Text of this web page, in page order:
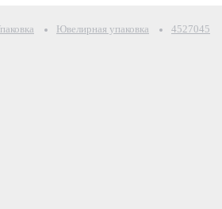
Ювелирная упаковка 4527045